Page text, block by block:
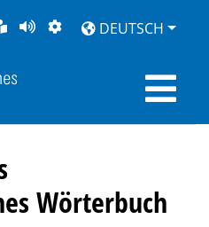
LEICHTE
SPRACHE
SEITEDARSTELLUNG
DEUTSCH
Wörterbuch